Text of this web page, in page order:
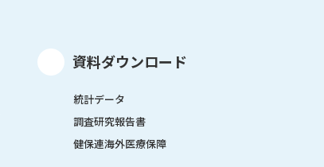
資料ダウンロード
統計データ
調査研究報告書
健保連海外医療保障